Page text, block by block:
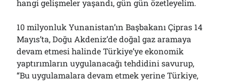
03/08/2026
Teröristlere G……yle Güldürdünüz”
01/08/2026
Papazın “Komutanı” Ayasofya ve Patrikhane İçin ABD’yi Göreve
31/07/2026
hangi gelişmeler yaşandı, gün gün özetleyelim.
10 milyonluk Yunanistan’ın Başbakanı Çipras 14
Mayıs’ta, Doğu Akdeniz’de doğal gaz aramaya
devam etmesi halinde Türkiye’ye ekonomik
yaptırımların uygulanacağı tehdidini savurup,
“Bu uygulamalara devam etmek yerine Türkiye,